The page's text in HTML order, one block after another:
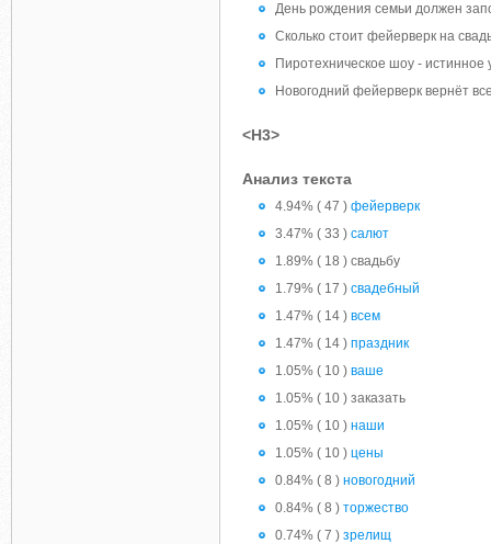
День рождения семьи должен
Сколько стоит фейерверк на
Пиротехническое шоу -
Новогодний фейерверк вернёт
<H3>
Анализ текста
4.94% ( 47 ) фейерверк
3.47% ( 33 ) салют
1.89% ( 18 ) свадьбу
1.79% ( 17 ) свадебный
1.47% ( 14 ) всем
1.47% ( 14 ) праздник
1.05% ( 10 ) ваше
1.05% ( 10 ) заказать
1.05% ( 10 ) наши
1.05% ( 10 ) цены
0.84% ( 8 ) новогодний
0.84% ( 8 ) торжество
0.74% ( 7 ) зрелищ